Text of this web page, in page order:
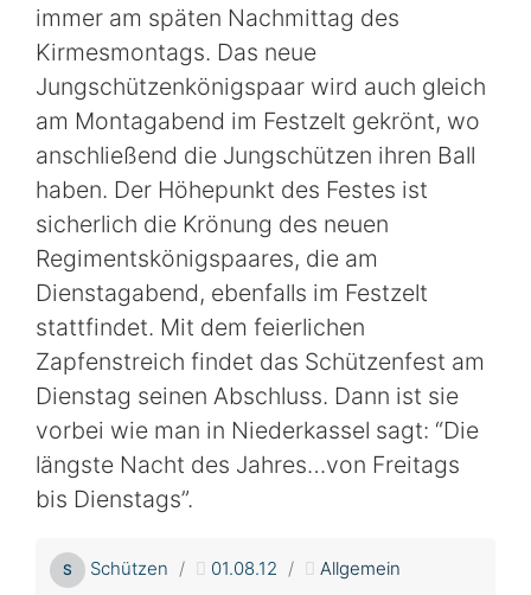
immer am späten Nachmittag des
Kirmesmontags. Das neue
Jungschützenkönigspaar wird auch gleich
am Montagabend im Festzelt gekrönt, wo
anschließend die Jungschützen ihren Ball
haben. Der Höhepunkt des Festes ist
sicherlich die Krönung des neuen
Regimentskönigspaares, die am
Dienstagabend, ebenfalls im Festzelt
stattfindet. Mit dem feierlichen
Zapfenstreich findet das Schützenfest am
Dienstag seinen Abschluss. Dann ist sie
vorbei wie man in Niederkassel sagt: “Die
längste Nacht des Jahres…von Freitags
bis Dienstags”.
S Schützen 01.08.12 Allgemein